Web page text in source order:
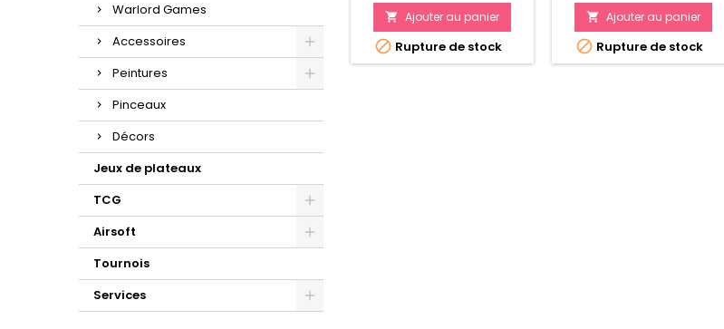
Warlord Games
Accessoires
Peintures
Pinceaux
Décors
Jeux de plateaux
TCG
Airsoft
Tournois
Services
 Ajouter au panier
 Rupture de stock
 Ajouter au panier
 Rupture de stock